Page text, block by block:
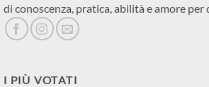
di conoscenza, pratica, abilità e amore per
I PIÙ VOTATI